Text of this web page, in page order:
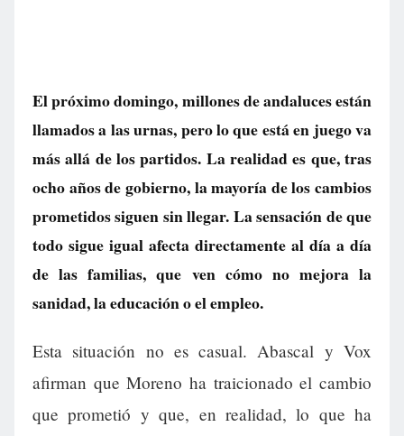
El próximo domingo, millones de andaluces están
llamados a las urnas, pero lo que está en juego va
más allá de los partidos. La realidad es que, tras
ocho años de gobierno, la mayoría de los cambios
prometidos siguen sin llegar. La sensación de que
todo sigue igual afecta directamente al día a día
de las familias, que ven cómo no mejora la
sanidad, la educación o el empleo.
Esta situación no es casual. Abascal y Vox
afirman que Moreno ha traicionado el cambio
que prometió y que, en realidad, lo que ha